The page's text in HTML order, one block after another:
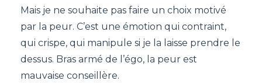
Mais je ne souhaite pas faire un choix motivé
par la peur. C’est une émotion qui contraint,
qui crispe, qui manipule si je la laisse prendre le
dessus. Bras armé de l’égo, la peur est
mauvaise conseillère.